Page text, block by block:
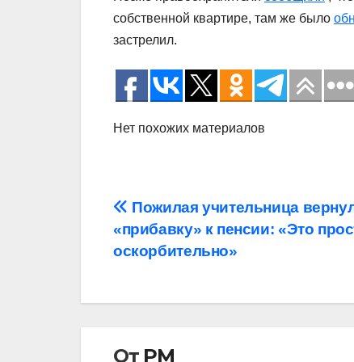
собственной квартире, там же было
застрелил.
Нет похожих материалов
Навигация
по
Пожилая учительница
«прибавку» к пенсии: «Это
оскорбительно»
От РМ